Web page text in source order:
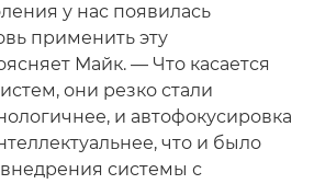
у нас появилась
применить эту
Майк. — Что касается
они резко стали
и автофокусировка
что и было
системы с